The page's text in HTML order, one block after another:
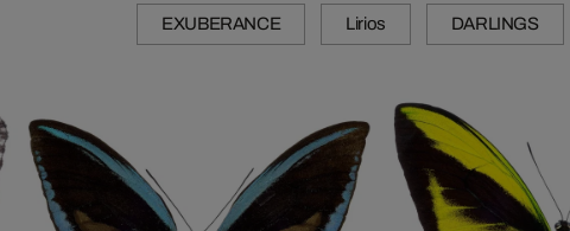
EXUBERANCE Lirios DARLINGS